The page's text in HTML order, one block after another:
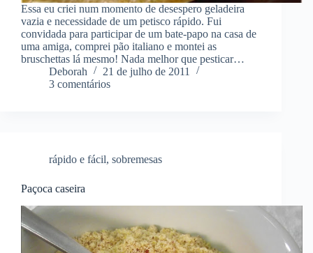
Essa eu criei num momento de desespero geladeira
vazia e necessidade de um petisco rápido. Fui
convidada para participar de um bate-papo na casa de
uma amiga, comprei pão italiano e montei as
bruschettas lá mesmo! Nada melhor que pesticar…
Deborah
21 de julho de 2011
3 comentários
rápido e fácil, sobremesas
Paçoca caseira